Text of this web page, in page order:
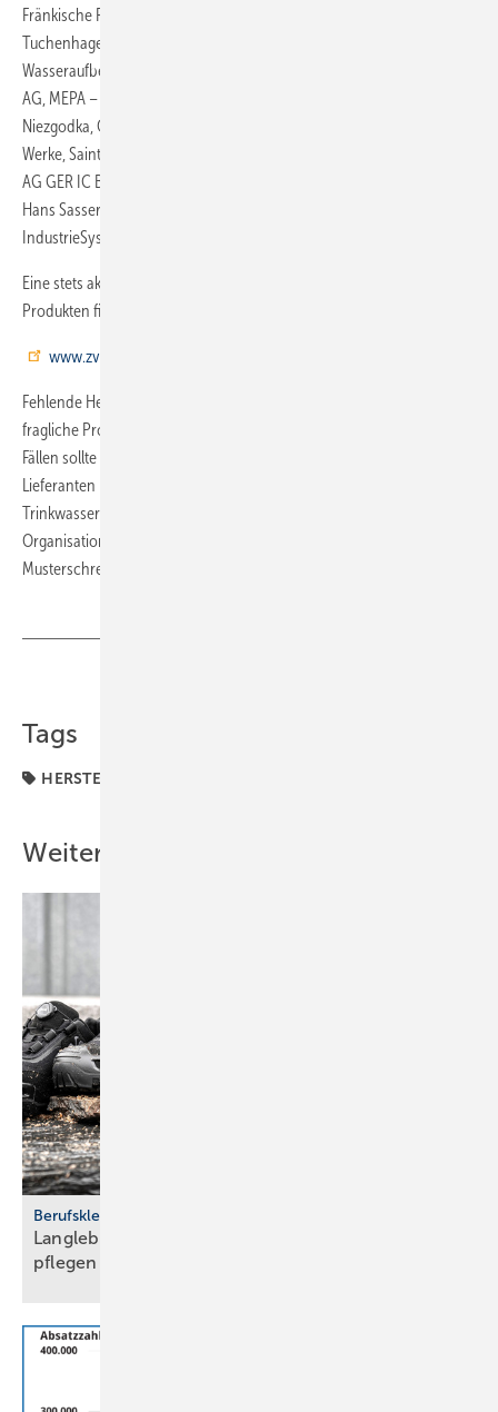
Fränkische Rohrwerke Gebrüder Kirchner, Friedrich Gampper, GEA
Tuchenhagen, Geberit Vertriebs GmbH, Gebr. Echtermann, Grünbeck
Wasseraufbereitung, GSR Ventiltechnik, IBP, IMI Bopp & Reuther, KSB
AG, MEPA – Pauli und Menden, MKM Mansfelder Kupfer und Messing,
Niezgodka, Oventrop, Regeltechnik Kornwestheim, Rehau, Roth
Werke, Saint-Gobain Pam Deutschland, Samson AG, Anha, Siemens
AG GER IC BT CPS, Simplex Armaturen & Systeme, Stiebel Eltron, SYR
Hans Sasserath, Tece, Uponor, Viega, Wieland-Werke, Wilo
IndustrieSysteme.
Eine stets aktualisierte Liste der Hersteller mit den gemeldeten
Produkten finden Mitglieder der SHK-Organisation unter
www.zvshk.de/herstellererklaerungen
Fehlende Herstellererklärungen bedeuten allerdings nicht, dass
fragliche Produkte trinkwasserhygienisch ungeeignet sind. In diesen
Fällen sollte sich der Verwender jedoch in Hinblick auf April 2017 vom
Lieferanten bestätigen lassen, dass die Anforderungen der
Trinkwasserverordnung eingehalten sind. Hierfür stellt die SHK-
Organisation auf der oben angegebenen Internetseite entsprechende
Musterschreiben zur Verfügung.
Tags
HERSTELLER
Weitere Inhalte
Berufskleidung
Langlebig und sicher: Ar­beits­schu­he rich­tig
pfle­gen